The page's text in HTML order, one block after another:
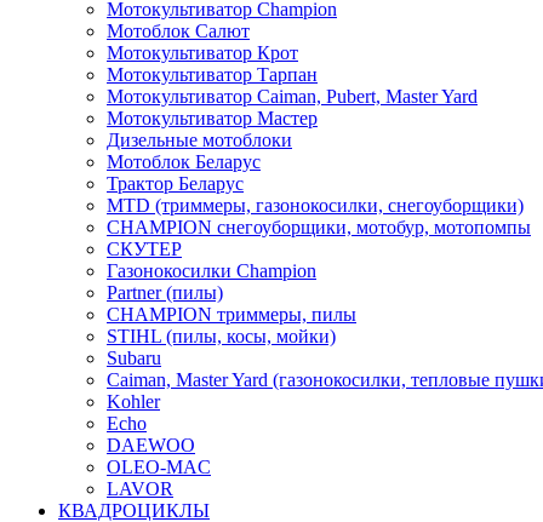
Мотокультиватор Champion
Мотоблок Салют
Мотокультиватор Крот
Мотокультиватор Тарпан
Мотокультиватор Caiman, Pubert, Master Yard
Мотокультиватор Мастер
Дизельные мотоблоки
Мотоблок Беларус
Трактор Беларус
MTD (триммеры, газонокосилки, снегоуборщики)
CHAMPION снегоуборщики, мотобур, мотопомпы
СКУТЕР
Газонокосилки Champion
Partner (пилы)
CHAMPION триммеры, пилы
STIHL (пилы, косы, мойки)
Subaru
Caiman, Master Yard (газонокосилки, тепловые
Kohler
Echo
DAEWOO
OLEO-MAC
LAVOR
КВАДРОЦИКЛЫ